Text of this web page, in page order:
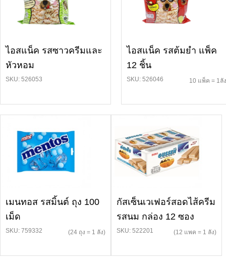
ไอสแน็ค รสซาวครีมและ
หัวหอม
SKU: 526053
ไอสแน็ค รสต้มยำ แพ็ค
12 ชิ้น
SKU: 526046 10 แพ็ค = 1ลัง
เมนทอส รสมิ้นต์ ถุง 100
เม็ด
SKU: 759332 (24 ถุง = 1 ลัง)
กัสเซ็นเวเฟอร์สอดไส้ครีม
รสนม กล่อง 12 ซอง
SKU: 522201 (12 แพค = 1 ลัง)